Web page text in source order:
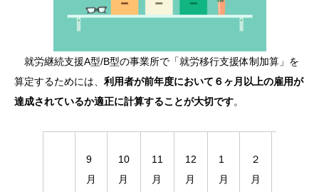
就労継続支援A型/B型の事業所で「就労移行支援体制加算」を
算定するためには、 利用者が前年度において６ヶ月以上の雇用が
達成されているか適正に計算することが大切です。
9
月
10
月
11
月
12
月
1
月
２
月